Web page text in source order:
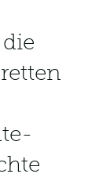
die